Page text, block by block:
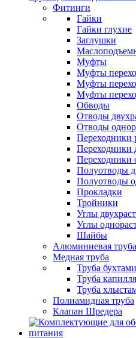
Фитинги
Гайки
Гайки глухие
Заглушки
Муфты
Муфты
Муфты
Муфты
Обводы
Отводы
Отводы
Переходники
Переходники
Полуотводы
Полуотводы
Прокладки
Тройники
Углы
Углы
Шайбы
Алюминиевая труба
Медная труба
Труба бухтами
Труба
Труба
Полиамидная труба
Клапан Шредера